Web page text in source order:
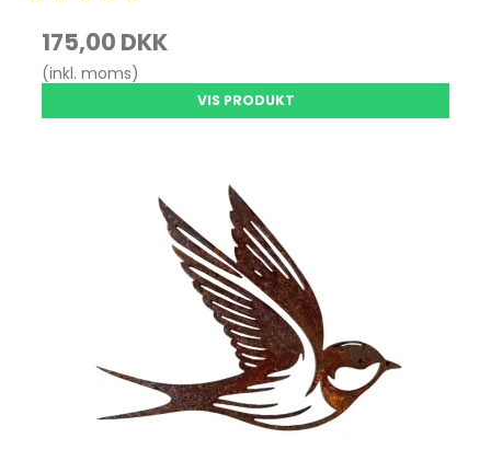
175,00 DKK
(inkl. moms)
VIS PRODUKT